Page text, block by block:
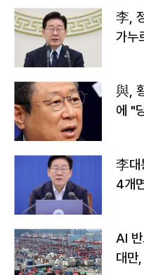
李,
가누
與,
에 "
李대
4개
AI
대만